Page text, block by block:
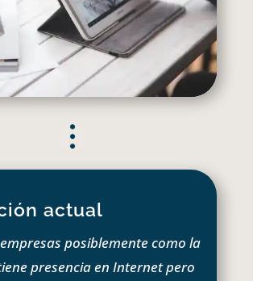
actual
posiblemente como la
presencia en Internet pero